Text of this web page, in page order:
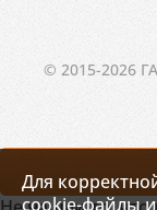
© 2015-2026
Для
cookie-файлы